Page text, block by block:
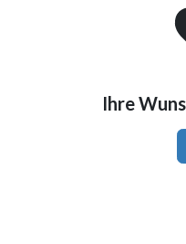
Ihre